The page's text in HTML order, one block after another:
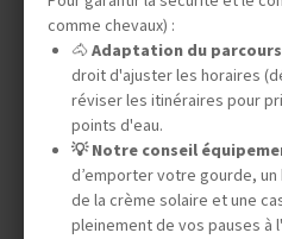
Vos
Safaris à
Séjours en ranch en
Chevauchées
Expéditions
comme chevaux) :
🐴 Adaptation du
droit d'ajuster les horaires
réviser les itinéraires pour
points d'eau.
💡 Notre conseil
d’emporter votre gourde,
de la crème solaire et une
pleinement de vos pauses à